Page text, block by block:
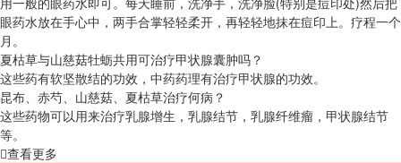
眼药水放在手心中，两手合掌轻轻柔开，再轻轻地抹在痘印上。疗程一个
月。
夏枯草与山慈菇牡蛎共用可治疗甲状腺囊肿吗？
这些药有软坚散结的功效，中药药理有治疗甲状腺的功效。
昆布、赤芍、山慈菇、夏枯草治疗何病？
这些药物可以用来治疗乳腺增生，乳腺结节，乳腺纤维瘤，甲状腺结节
等。
查看更多